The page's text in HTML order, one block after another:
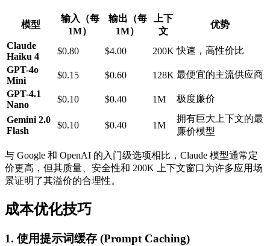
模型
输入（每
1M）
输出（每
1M）
上下
文
优势
Claude
Haiku 4
$0.80 $4.00 200K 快速，高性价比
GPT-4o
Mini
$0.15 $0.60 128K 最便宜的主流供应商
GPT-4.1
Nano
$0.10 $0.40 1M 极度廉价
Gemini 2.0
Flash
$0.10 $0.40 1M
拥有巨大上下文的最
廉价模型
与 Google 和 OpenAI 的入门级选项相比，Claude 模型通常定
价更高，但其质量、安全性和 200K 上下文窗口为许多应用场
景证明了其溢价的合理性。
成本优化技巧
1. 使用提示词缓存 (Prompt Caching)